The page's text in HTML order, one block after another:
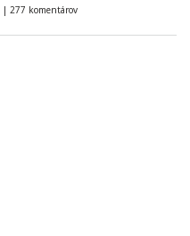
| 277 komentárov